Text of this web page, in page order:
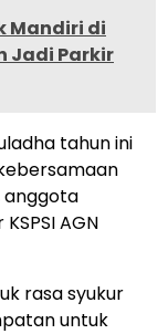
Mandiri di
Jadi Parkir
tahun ini
anggota
AGN
rasa syukur
untuk